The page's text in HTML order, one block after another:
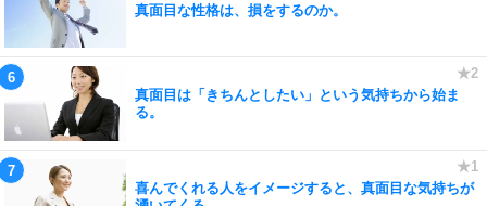
真面目な性格は、損をするのか。
真面目は「きちんとしたい」という気持ちから始ま
る。
喜んでくれる人をイメージすると、真面目な気持ちが